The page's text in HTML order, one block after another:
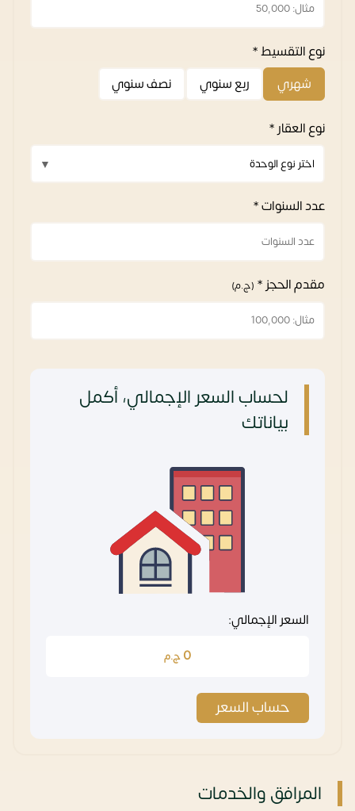
نوع التقسيط *
شهري
ربع سنوي نصف سنوي
نوع العقار *
عدد السنوات *
مقدم الحجز * (ج.م)
لحساب السعر الإجمالي، أكمل
بياناتك
السعر الإجمالي:
0 ج.م
حساب السعر
المرافق والخدمات